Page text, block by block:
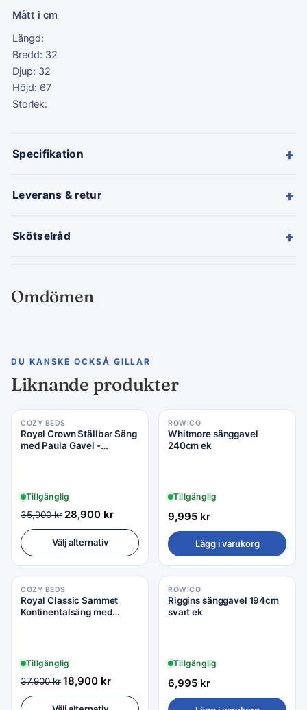
Mått i cm
Längd:
Bredd: 32
Djup: 32
Höjd: 67
Storlek:
Specifikation +
Leverans & retur +
Skötselråd +
Omdömen
DU KANSKE OCKSÅ GILLAR
Liknande produkter
COZY BEDS
Royal Crown Ställbar Säng
med Paula Gavel -
Tillgänglig
35,900kr 28,900 kr
Välj alternativ
ROWICO
Whitmore sänggavel
240cm ek
Tillgänglig
9,995 kr
Lägg i varukorg
COZY BEDS
Royal Classic Sammet
Kontinentalsäng med
Tillgänglig
37,900kr18,900 kr
ROWICO
Riggins sänggavel 194cm
svart ek
Tillgänglig
6,995 kr